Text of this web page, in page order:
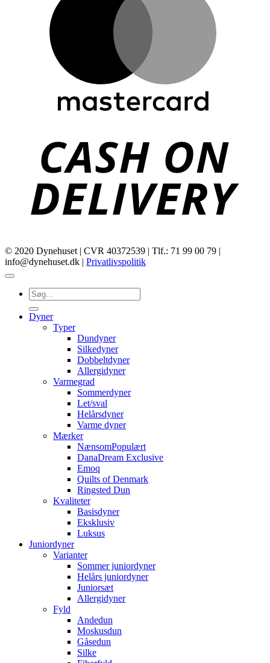
© 2020 Dynehuset | CVR 40372539 | Tlf.: 71 99 00 79 |
info@dynehuset.dk | Privatlivspolitik
Søg
efter:
Dyner
Typer
Dundyner
Silkedyner
Dobbeltdyner
Allergidyner
Varmegrad
Sommerdyner
Let/sval
Helårsdyner
Varme dyner
Mærker
Nænsom
DanaDream Exclusive
Emoq
Quilts of Denmark
Ringsted Dun
Kvaliteter
Basisdyner
Eksklusiv
Luksus
Juniordyner
Varianter
Sommer juniordyner
Helårs juniordyner
Juniorsæt
Allergidyner
Fyld
Andedun
Moskusdun
Gåsedun
Silke